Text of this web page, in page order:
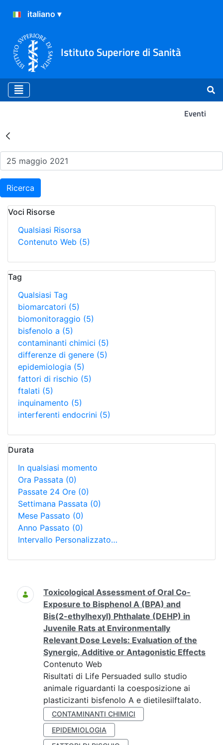
Istituto Superiore di Sanità
Eventi
Risultati della Ricerca -
Ricerca
Voci Risorse
Qualsiasi Risorsa
Contenuto Web (5)
Tag
Qualsiasi Tag
biomarcatori (5)
biomonitoraggio (5)
bisfenolo a (5)
contaminanti chimici (5)
differenze di genere (5)
epidemiologia (5)
fattori di rischio (5)
ftalati (5)
inquinamento (5)
interferenti endocrini (5)
Durata
In qualsiasi momento
Ora Passata (0)
Passate 24 Ore (0)
Settimana Passata (0)
Mese Passato (0)
Anno Passato (0)
Intervallo Personalizzato…
Ricerca
Toxicological Assessment of Oral Co-
Exposure to Bisphenol A (BPA) and
Bis(2-ethylhexyl) Phthalate (DEHP) in
Juvenile Rats at Environmentally
Relevant Dose Levels: Evaluation of the
Synergic, Additive or Antagonistic Effects
Contenuto Web
Risultati di Life Persuaded sullo studio
animale riguardanti la coesposizione ai
plasticizanti bisfenolo A e dietilesilftalato.
CONTAMINANTI CHIMICI
EPIDEMIOLOGIA